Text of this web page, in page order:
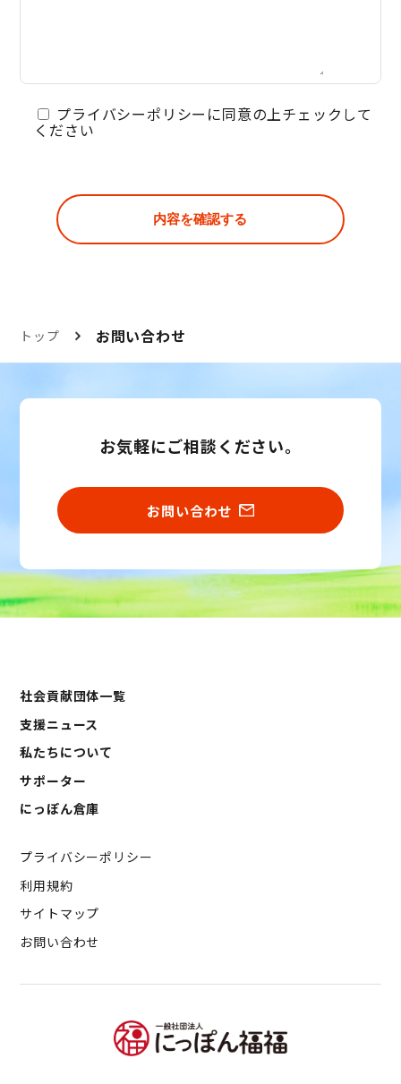
プライバシーポリシーに同意の上チェックして
ください
トップ お問い合わせ
お気軽にご相談ください。
お問い合わせ
社会貢献団体一覧
支援ニュース
私たちについて
サポーター
にっぽん倉庫
プライバシーポリシー
利用規約
サイトマップ
お問い合わせ